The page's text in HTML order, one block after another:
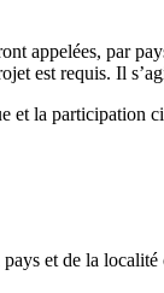
appelées, par
est requis. Il
et la participation
et de la localité